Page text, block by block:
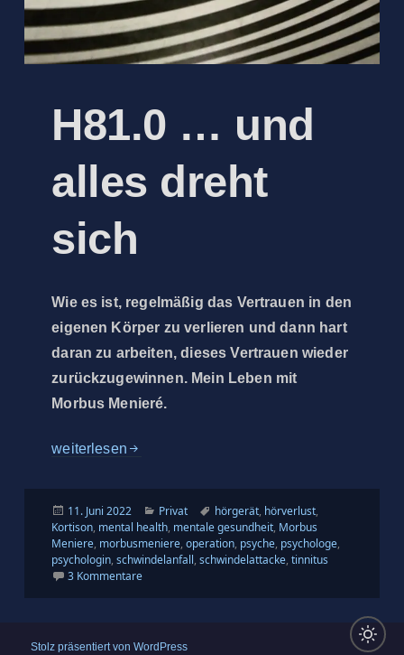
H81.0 … und
alles dreht
sich
Wie es ist, regelmäßig das Vertrauen in den
eigenen Körper zu verlieren und dann hart
daran zu arbeiten, dieses Vertrauen wieder
zurückzugewinnen. Mein Leben mit
Morbus Menieré.
H81.0 … und alles dreht sich
weiterlesen
Veröffentlicht
am
11. Juni 2022 Kategorien
Privat Schlagwörter
hörgerät, hörverlust,
Kortison, mental health, mentale gesundheit, Morbus
Meniere, morbusmeniere,operation, psyche, psychologe,
psychologin,schwindelanfall,schwindelattacke,tinnitus
3 Kommentarezu H81.0 … und alles dreht sich
Stolz präsentiert von WordPress